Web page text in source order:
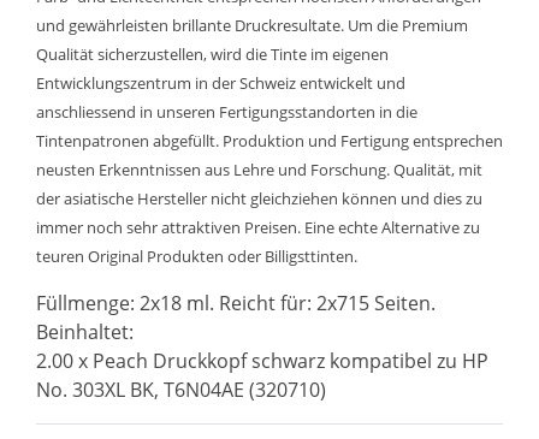
und gewährleisten brillante Druckresultate. Um die Premium
Qualität sicherzustellen, wird die Tinte im eigenen
Entwicklungszentrum in der Schweiz entwickelt und
anschliessend in unseren Fertigungsstandorten in die
Tintenpatronen abgefüllt. Produktion und Fertigung entsprechen
neusten Erkenntnissen aus Lehre und Forschung. Qualität, mit
der asiatische Hersteller nicht gleichziehen können und dies zu
immer noch sehr attraktiven Preisen. Eine echte Alternative zu
teuren Original Produkten oder Billigsttinten.
Füllmenge: 2x18 ml. Reicht für: 2x715 Seiten.
Beinhaltet:
2.00 x Peach Druckkopf schwarz kompatibel zu HP
No. 303XL BK, T6N04AE (320710)